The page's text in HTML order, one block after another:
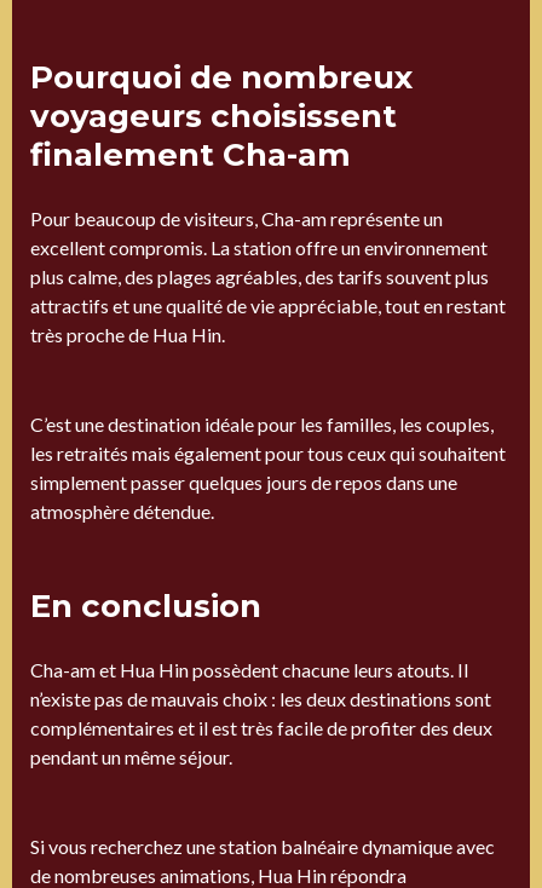
Pourquoi de nombreux
voyageurs choisissent
finalement Cha-am
Pour beaucoup de visiteurs, Cha-am représente un
excellent compromis. La station offre un environnement
plus calme, des plages agréables, des tarifs souvent plus
attractifs et une qualité de vie appréciable, tout en restant
très proche de Hua Hin.
C’est une destination idéale pour les familles, les couples,
les retraités mais également pour tous ceux qui souhaitent
simplement passer quelques jours de repos dans une
atmosphère détendue.
En conclusion
Cha-am et Hua Hin possèdent chacune leurs atouts. Il
n’existe pas de mauvais choix : les deux destinations sont
complémentaires et il est très facile de profiter des deux
pendant un même séjour.
Si vous recherchez une station balnéaire dynamique avec
de nombreuses animations, Hua Hin répondra